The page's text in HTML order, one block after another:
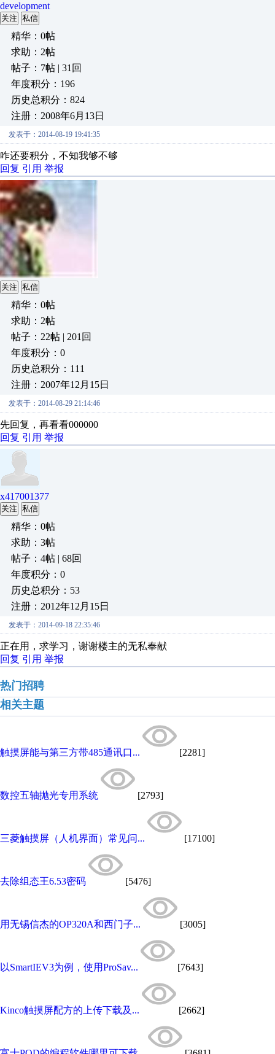
development
关注 私信
精华：0帖
求助：2帖
帖子：7帖 | 31回
年度积分：196
历史总积分：824
注册：2008年6月13日
发表于：2014-08-19 19:41:35
咋还要积分，不知我够不够
回复 引用 举报
关注 私信
精华：0帖
求助：2帖
帖子：22帖 | 201回
年度积分：0
历史总积分：111
注册：2007年12月15日
发表于：2014-08-29 21:14:46
先回复，再看看000000
回复 引用 举报
x417001377
关注 私信
精华：0帖
求助：3帖
帖子：4帖 | 68回
年度积分：0
历史总积分：53
注册：2012年12月15日
发表于：2014-09-18 22:35:46
正在用，求学习，谢谢楼主的无私奉献
回复 引用 举报
热门招聘
相关主题
触摸屏能与第三方带485通讯口... [2281]
数控五轴抛光专用系统 [2793]
三菱触摸屏（人机界面）常见问... [17100]
去除组态王6.53密码 [5476]
用无锡信杰的OP320A和西门子... [3005]
以SmartIEV3为例，使用ProSav... [7643]
Kinco触摸屏配方的上传下载及... [2662]